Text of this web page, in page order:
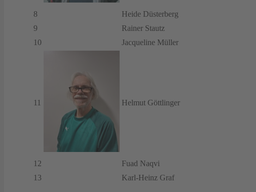
8
Heide Düsterberg
9
Rainer Stautz
10
Jacqueline Müller
11 Helmut Göttlinger
12
Fuad Naqvi
13
Karl-Heinz Graf